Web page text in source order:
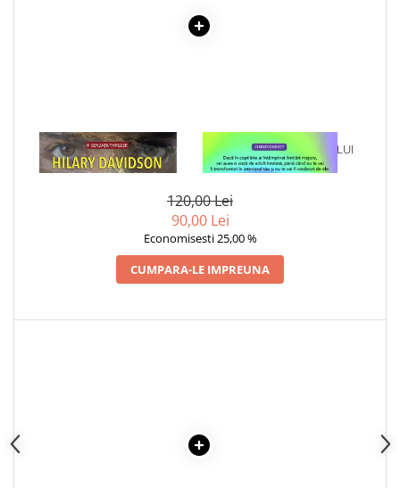
1 x ULTIMA EI SUFLARE
1 x VINDECAREA COPILULUI
INTERIOR
120,00 Lei
90,00 Lei
Economisesti 25,00 %
CUMPARA-LE IMPREUNA